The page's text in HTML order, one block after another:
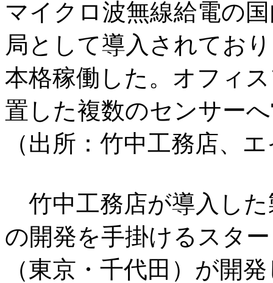
マイクロ波無線給電の
局として導入されてお
本格稼働した。オフィ
置した複数のセンサー
（出所：竹中工務店、
竹中工務店が導入した
の開発を手掛けるスタ
（東京・千代田）が開